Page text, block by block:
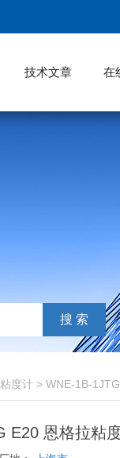
技术文章 在
度计 > WNE-1B-
E20 恩格拉粘